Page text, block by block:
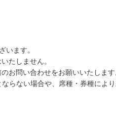
ます。
たしません。
お問い合わせをお願いいたします
らない場合や、席種・券種によ